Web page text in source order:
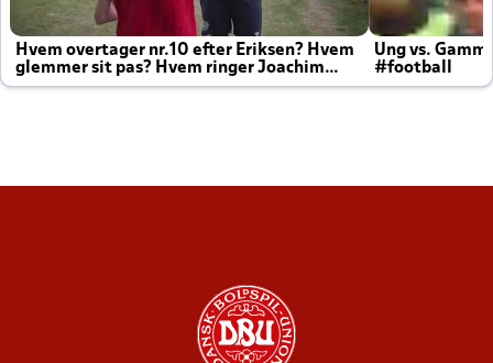
Hvem overtager nr.10 efter Eriksen? Hvem
glemmer sit pas? Hvem ringer Joachim
altid til efter kampe?
Ung vs.
#football